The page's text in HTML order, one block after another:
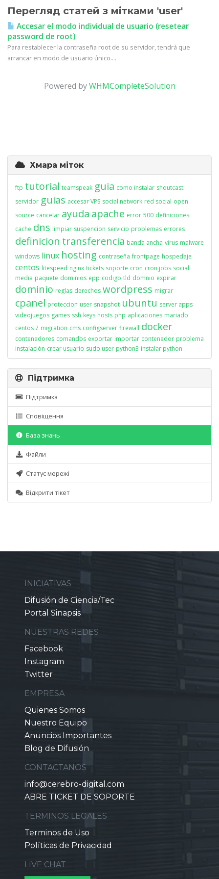
Перегляд статей з мітками 'user'
Accesar el modo individual de usuario (resetear
password de root)
Para restablecer la contraseña root de su servidor, tendrá que
arrancar en modo de usuario único....
Powered byWHMCompleteSolution
Хмара міток
ftp tutorial teamspeak guia como instalar shoutcast
servidor guias accesar VPS social network red social open
source cancelar ayuda apache error 500 definiciones
cache dns limpiar suspencion servicio problemas errores
definicion transferencia banda ancha virus malware
windows linux hosting contraseña frontpage hospedaje
centos litespeed nginx tickets soporte cron cron jobs social
media paquete dominios epp codigo tld domnio expirar
dominio reglas derechos wordpress migrar
cpanel proteccion user snapshot ubuntu server apps
videojuegos games ssh keys hosts php aplicaciones mariadb
centos 7 migration cms configserver firewall docker
contenedores comandos exportar importar contenedor problema
instalación crear usuario sudo user python3 instalar python
Підтримка
Підтримка
Сповіщення
База знань
Файли
Статус мережі
Відкрити тікет
INICIATIVAS
Difusión de Ciencia/Tec
Portal Sinapsis
NUESTRAS REDES
Facebook
Instagram
Twitter
EMPRESA
Quienes Somos
Nuestro Equipo
Anuncios Importantes
Blog de Difusión
CONTACTANOS
info@cerebro-digital.com
ABRE TICKET DE SOPORTE
TERMINOS LEGALES
Terminos de Uso
Políticas de Privacidad
LIVE CHAT